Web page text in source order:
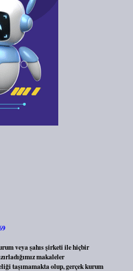
veya şahıs şirketi ile hiçbir
makaleler
taşımamakta olup, gerçek kurum